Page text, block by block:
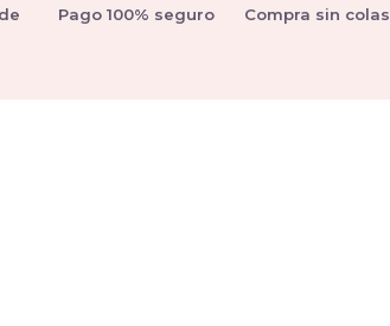
Pago 100% seguro Compra sin colas